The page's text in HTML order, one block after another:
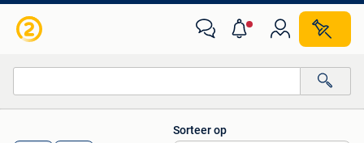
Sorteer op